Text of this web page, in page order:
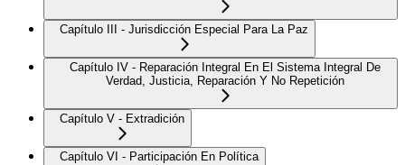
Capítulo III - Jurisdicción Especial Para La Paz
Capítulo IV - Reparación Integral En El Sistema Integral De
Verdad, Justicia, Reparación Y No Repetición
Capítulo V - Extradición
Capítulo VI - Participación En Política